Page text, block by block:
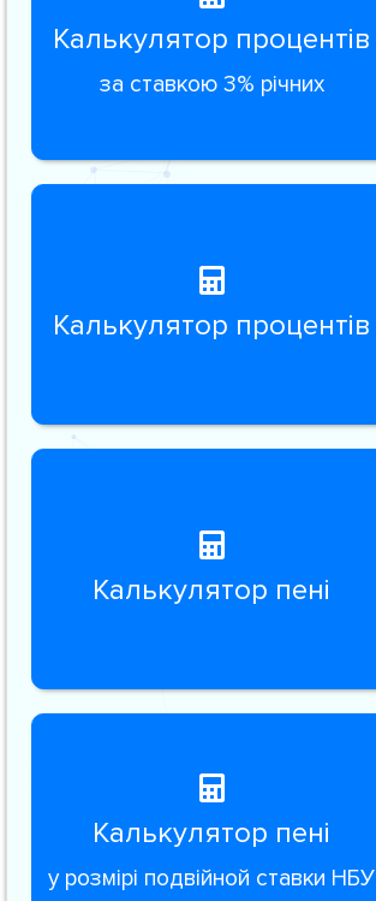
Калькулятор процентів
за ставкою 3% річних
Калькулятор процентів
Калькулятор пені
Калькулятор пені
у розмірі подвійной ставки НБУ